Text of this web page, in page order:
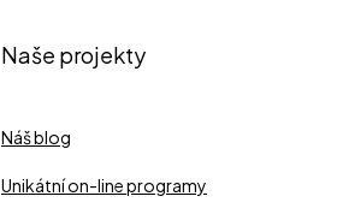
Naše projekty
Náš blog
Unikátní on-line programy